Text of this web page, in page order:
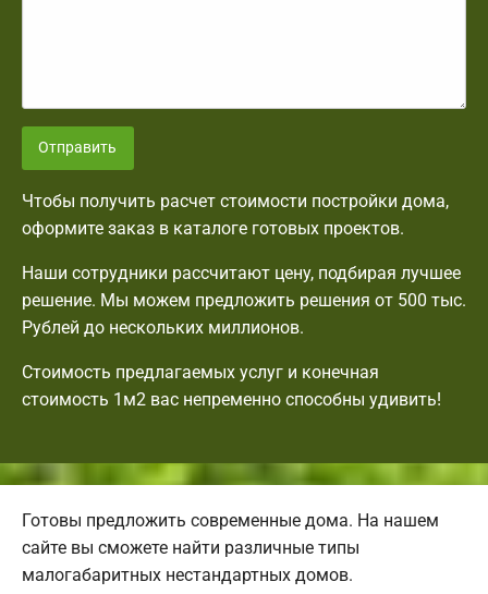
Отправить
Чтобы получить расчет стоимости постройки дома,
оформите заказ в каталоге готовых проектов.
Наши сотрудники рассчитают цену, подбирая лучшее
решение. Мы можем предложить решения от 500 тыс.
Рублей до нескольких миллионов.
Стоимость предлагаемых услуг и конечная
стоимость 1м2 вас непременно способны удивить!
Готовы предложить современные дома. На нашем
сайте вы сможете найти различные типы
малогабаритных нестандартных домов.